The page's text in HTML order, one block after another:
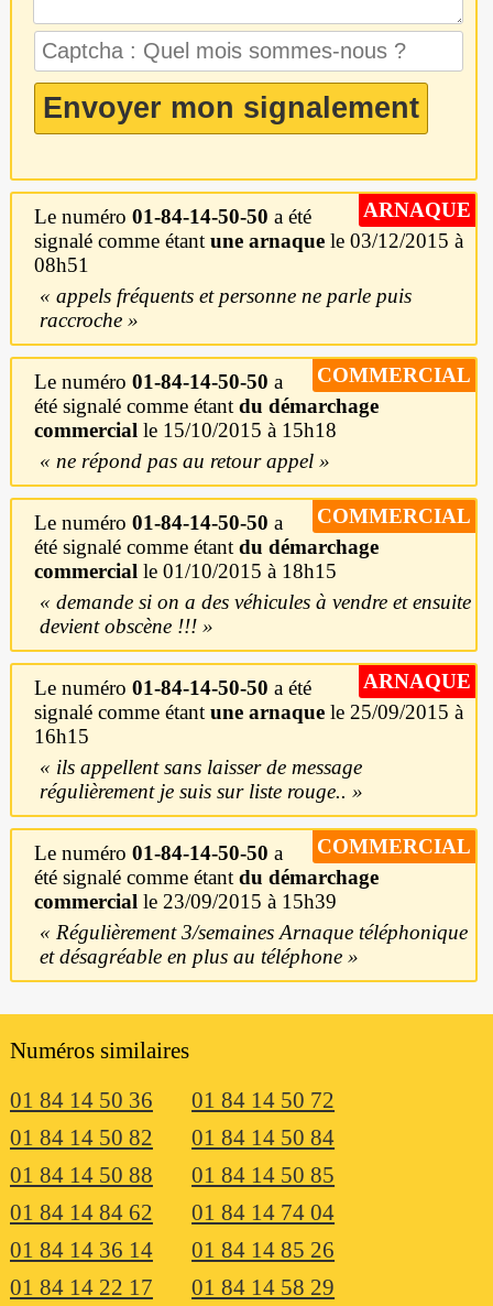
ARNAQUE
Le numéro 01-84-14-50-50 a été
signalé comme étant une arnaquele 03/12/2015 à
08h51
appels fréquents et personne ne parle puis
raccroche
COMMERCIAL
Le numéro 01-84-14-50-50 a
été signalé comme étant du démarchage
commercial le 15/10/2015 à 15h18
ne répond pas au retour appel
COMMERCIAL
Le numéro 01-84-14-50-50 a
été signalé comme étant du démarchage
commercial le 01/10/2015 à 18h15
demande si on a des véhicules à vendre et ensuite
devient obscène !!!
ARNAQUE
Le numéro 01-84-14-50-50 a été
signalé comme étant une arnaquele 25/09/2015 à
16h15
ils appellent sans laisser de message
régulièrement je suis sur liste rouge..
COMMERCIAL
Le numéro 01-84-14-50-50 a
été signalé comme étant du démarchage
commercial le 23/09/2015 à 15h39
Régulièrement 3/semaines Arnaque téléphonique
et désagréable en plus au téléphone
Numéros similaires
01 84 14 50 36
01 84 14 50 72
01 84 14 50 82
01 84 14 50 84
01 84 14 50 88
01 84 14 50 85
01 84 14 84 62
01 84 14 74 04
01 84 14 36 14
01 84 14 85 26
01 84 14 22 17
01 84 14 58 29